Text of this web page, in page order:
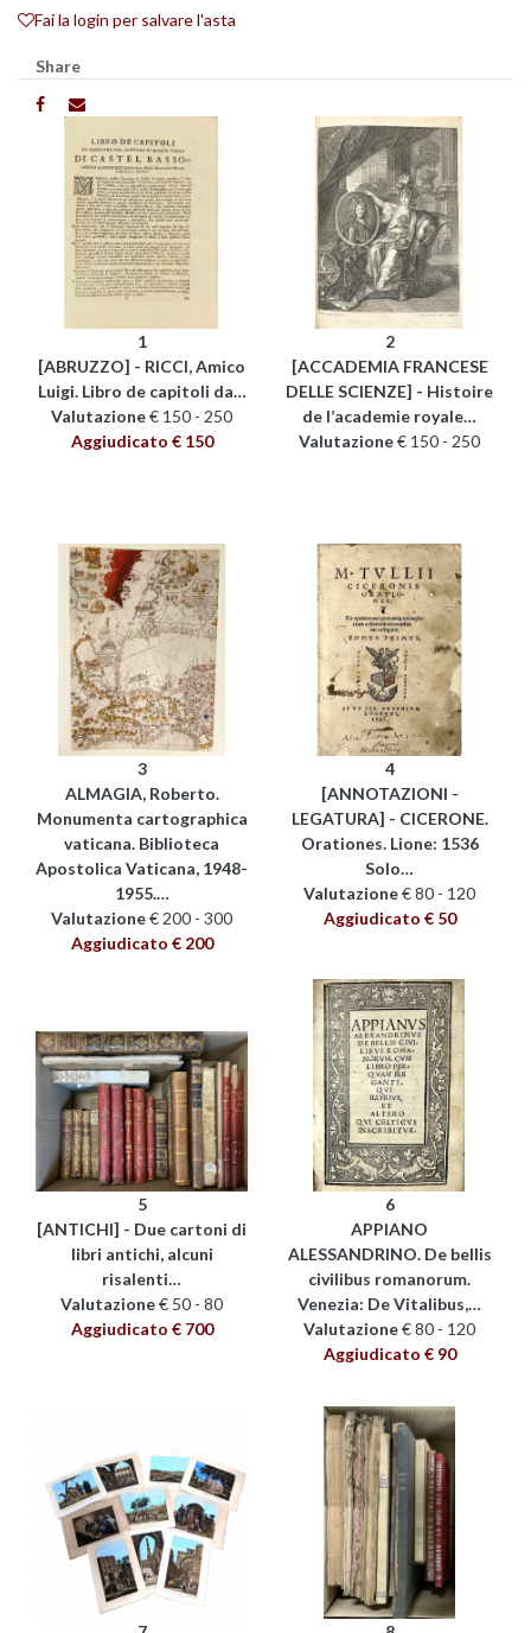
Fai la login per salvare l'asta
Share
1
[ABRUZZO] - RICCI, Amico
Luigi. Libro de capitoli da…
Valutazione€ 150 - 250
Aggiudicato € 150
2
[ACCADEMIA FRANCESE
DELLE SCIENZE] - Histoire
de l’academie royale…
Valutazione€ 150 - 250
3
ALMAGIA, Roberto.
Monumenta cartographica
vaticana. Biblioteca
Apostolica Vaticana, 1948-
1955.…
Valutazione€ 200 - 300
Aggiudicato € 200
4
[ANNOTAZIONI -
LEGATURA] - CICERONE.
Orationes. Lione: 1536
Solo…
Valutazione€ 80 - 120
Aggiudicato € 50
5
[ANTICHI] - Due cartoni di
libri antichi, alcuni
risalenti…
Valutazione€ 50 - 80
Aggiudicato € 700
6
APPIANO
ALESSANDRINO. De bellis
civilibus romanorum.
Venezia: De Vitalibus,…
Valutazione€ 80 - 120
Aggiudicato € 90